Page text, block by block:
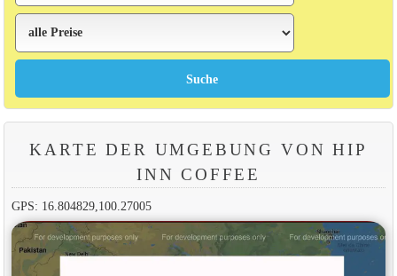
KARTE DER UMGEBUNG VON HIP
INN COFFEE
GPS: 16.804829,100.27005